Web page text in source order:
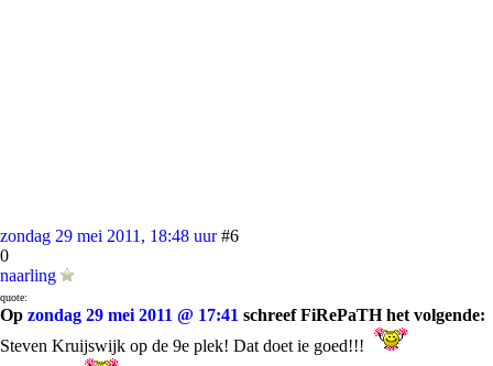
zondag 29 mei 2011, 18:48 uur #6
0
naarling
quote:
Op zondag 29 mei 2011 @ 17:41 schreef FiRePaTH het volgende:
Steven Kruijswijk op de 9e plek! Dat doet ie goed!!!